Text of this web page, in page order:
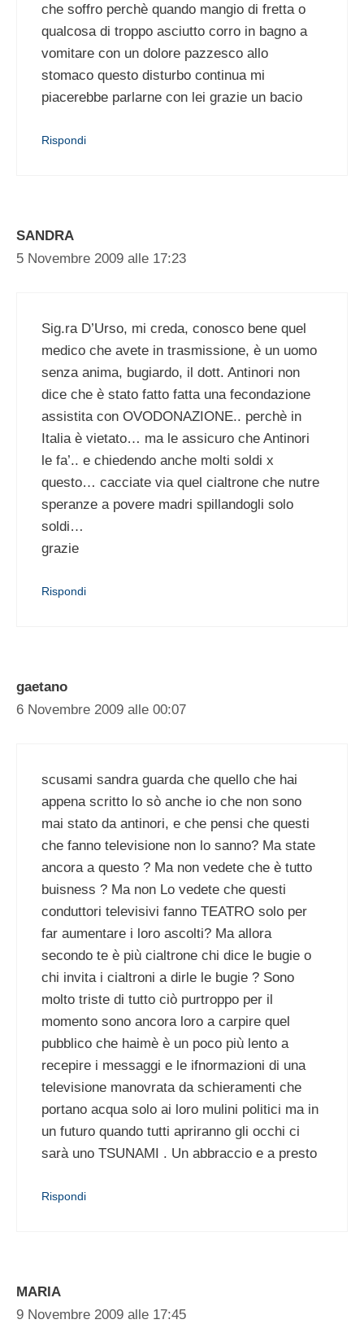
che soffro perchè quando mangio di fretta o
qualcosa di troppo asciutto corro in bagno a
vomitare con un dolore pazzesco allo
stomaco questo disturbo continua mi
piacerebbe parlarne con lei grazie un bacio
Rispondi
SANDRA
5 Novembre 2009 alle 17:23
Sig.ra D’Urso, mi creda, conosco bene quel
medico che avete in trasmissione, è un uomo
senza anima, bugiardo, il dott. Antinori non
dice che è stato fatto fatta una fecondazione
assistita con OVODONAZIONE.. perchè in
Italia è vietato… ma le assicuro che Antinori
le fa’.. e chiedendo anche molti soldi x
questo… cacciate via quel cialtrone che nutre
speranze a povere madri spillandogli solo
soldi…
grazie
Rispondi
gaetano
6 Novembre 2009 alle 00:07
scusami sandra guarda che quello che hai
appena scritto lo sò anche io che non sono
mai stato da antinori, e che pensi che questi
che fanno televisione non lo sanno? Ma state
ancora a questo ? Ma non vedete che è tutto
buisness ? Ma non Lo vedete che questi
conduttori televisivi fanno TEATRO solo per
far aumentare i loro ascolti? Ma allora
secondo te è più cialtrone chi dice le bugie o
chi invita i cialtroni a dirle le bugie ? Sono
molto triste di tutto ciò purtroppo per il
momento sono ancora loro a carpire quel
pubblico che haimè è un poco più lento a
recepire i messaggi e le ifnormazioni di una
televisione manovrata da schieramenti che
portano acqua solo ai loro mulini politici ma in
un futuro quando tutti apriranno gli occhi ci
sarà uno TSUNAMI . Un abbraccio e a presto
Rispondi
MARIA
9 Novembre 2009 alle 17:45